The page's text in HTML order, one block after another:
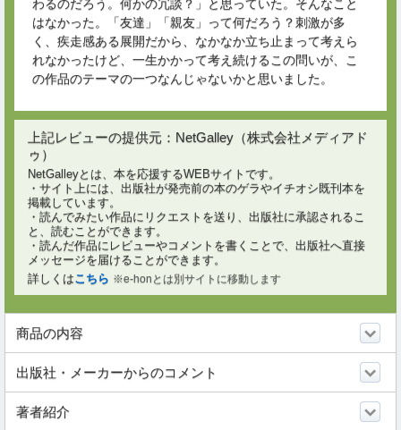
わるのだろう。何かの冗談？」と思っていた。そんなこと
はなかった。「友達」「親友」って何だろう？刺激が多
く、疾走感ある展開だから、なかなか立ち止まって考えら
れなかったけど、一生かかって考え続けるこの問いが、こ
の作品のテーマの一つなんじゃないかと思いました。
上記レビューの提供元：NetGalley（株式会社メディアド
ゥ）
NetGalleyとは、本を応援するWEBサイトです。
・サイト上には、出版社が発売前の本のゲラやイチオシ既刊本を
掲載しています。
・読んでみたい作品にリクエストを送り、出版社に承認されるこ
と、読むことができます。
・読んだ作品にレビューやコメントを書くことで、出版社へ直接
メッセージを届けることができます。
詳しくはこちら ※e-honとは別サイトに移動します
商品の内容
出版社・メーカーからのコメント
著者紹介